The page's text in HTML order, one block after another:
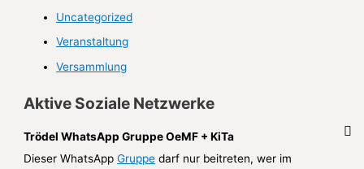
Uncategorized
Veranstaltung
Versammlung
Aktive Soziale Netzwerke
Trödel WhatsApp Gruppe OeMF + KiTa
Dieser WhatsAppGruppe darf nur beitreten, wer im